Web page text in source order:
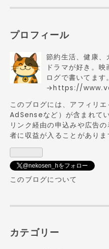
プロフィール
節約生活、健康、
ドラマが好き。
ログで書いてます。
→https://
このブログには、アフィリ
AdSenseなど）が含まれてい
リンク経由の申込みや広告
者に収益が入ることがありま
@nekosen_hをフォロー
このブログについて
カテゴリー